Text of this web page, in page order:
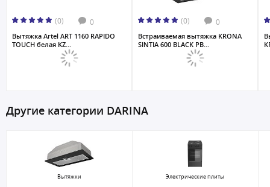
(0) 0
Вытяжка Artel ART 1160 RAPIDO
TOUCH белая KZ...
(0) 0
Встраиваемая вытяжка KRONA
SINTIA 600 BLACK PB...
Другие категории DARINA
Вытяжки Электрические плиты